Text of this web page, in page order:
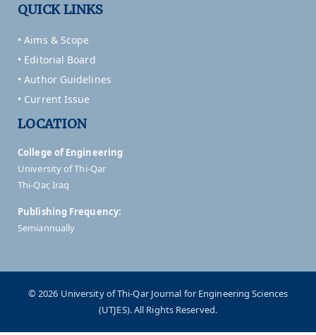
QUICK LINKS
• Aims & Scope
• Editorial Board
• Author Guidelines
• Current Issue
LOCATION
College of Engineering
University of Thi-Qar
Thi-Qar, Iraq
Publishing Frequency:
Semiannually
© 2026 University of Thi-Qar Journal for Engineering Sciences
(UTJES). All Rights Reserved.